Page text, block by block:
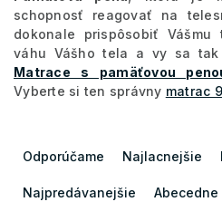
schopnosť reagovať na
dokonale prispôsobiť Vášmu
váhu Vášho tela a vy sa
Matrace s pamäťovou
Vyberte si ten správny matrac
Odporúčame Najlacnejšie
Najpredávanejšie Abecedne